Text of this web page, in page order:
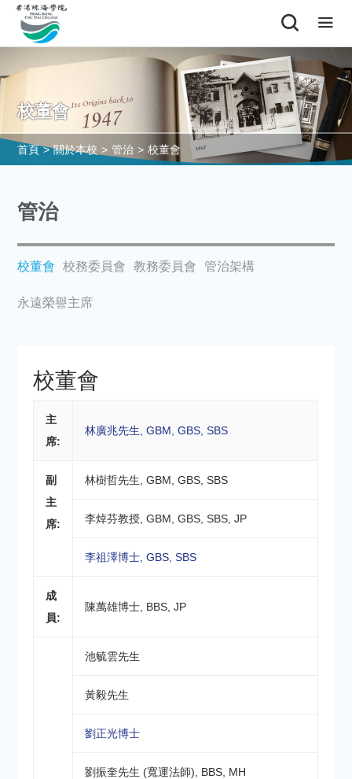
校董會
首頁 > 關於本校 > 管治 > 校董會
管治
校董會 校務委員會 教務委員會 管治架構
永遠榮譽主席
校董會
主
席:
林廣兆先生, GBM, GBS, SBS
副
主
席:
林樹哲先生, GBM, GBS, SBS
李焯芬教授, GBM, GBS, SBS, JP
李祖澤博士, GBS, SBS
成
員:
陳萬雄博士, BBS, JP
池毓雲先生
黃毅先生
劉正光博士
劉振奎先生 (寬運法師), BBS, MH